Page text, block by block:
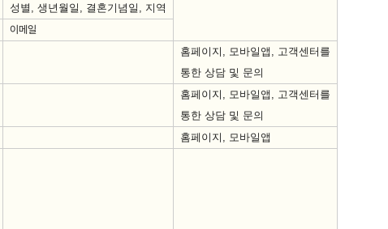
성별 , 생년월일 , 결혼기념일 , 지역
이메일
홈페이지 , 모바일앱 , 고객센터를
통한 상담 및 문의
홈페이지 , 모바일앱 , 고객센터를
통한 상담 및 문의
홈페이지 , 모바일앱